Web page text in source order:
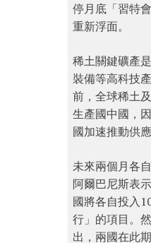
停月底「習特
重新浮面。
稀土關鍵礦產
裝備等高科技
前，全球稀土
生產國中國，
國加速推動供
未來兩個月各
阿爾巴尼斯表
國將各自投入
行」的項目。
出，兩國在此